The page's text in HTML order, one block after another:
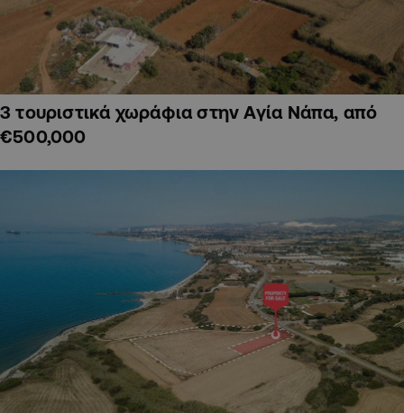
3 τουριστικά χωράφια στην Αγία Νάπα, από
€500,000